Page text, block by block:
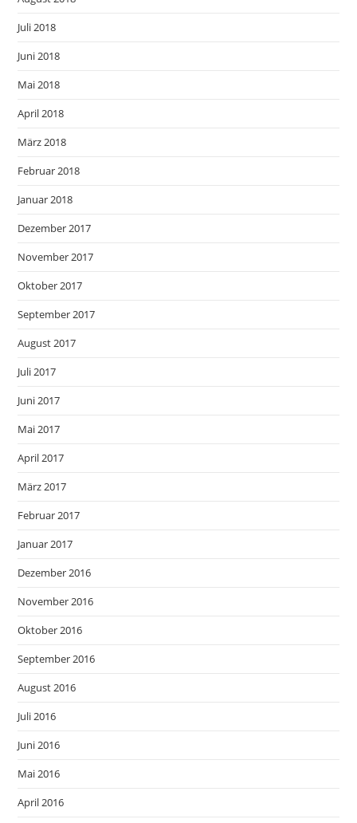
Juli 2018
Juni 2018
Mai 2018
April 2018
März 2018
Februar 2018
Januar 2018
Dezember 2017
November 2017
Oktober 2017
September 2017
August 2017
Juli 2017
Juni 2017
Mai 2017
April 2017
März 2017
Februar 2017
Januar 2017
Dezember 2016
November 2016
Oktober 2016
September 2016
August 2016
Juli 2016
Juni 2016
Mai 2016
April 2016